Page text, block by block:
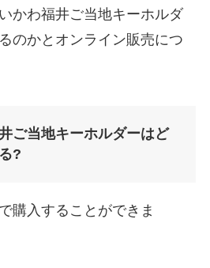
かわ福井ご当地キーホルダ
のかとオンライン販売につ
ご当地キーホルダーはど
?
購入することができま